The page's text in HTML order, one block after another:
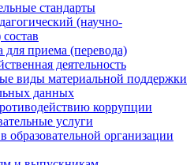
стандарты
(научно-
для приема (перевода)
деятельность
виды материальной поддержки
данных
коррупции
услуги
образовательной организации